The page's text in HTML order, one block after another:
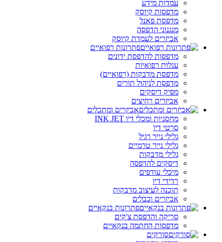
עמדות מידע
מדפסות קיוסק
מדפסת פאנל
מנגנוני הדפסה
אביזרים לעמדת קיוסק
פתרונות רפואיים
מדפסות להדפסת ידונים
עגלות רפואיות
מדפסת מדבקות (רפואיים)
מדפסת לניהול תורים
מפיק דיסקים
אביזרים רחיצים
אביזרים ומתכלים
מחסניות ומכלי דיו INK JET
סרטי דיו
גלילי נייר רגיל
גלילי נייר טרמיים
גלילי מדבקות
דיסקים להדפסה
מיכלי עודפים
רדידי דיו
תוכנה לעיצוב מדבקות
אביזרים וכבלים
פתרונות בנקאיים
סריקה והדפסת צ'קים
מדפסות החתמה בנקאיים
סורקים